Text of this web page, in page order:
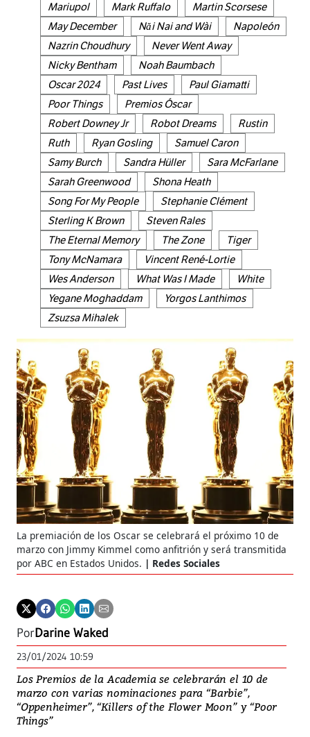
Mariupol
Mark Ruffalo
Martin Scorsese
May December
Nǎi Nai and Wài
Napoleón
Nazrin Choudhury
Never Went Away
Nicky Bentham
Noah Baumbach
Oscar 2024
Past Lives
Paul Giamatti
Poor Things
Premios Óscar
Robert Downey Jr
Robot Dreams
Rustin
Ruth
Ryan Gosling
Samuel Caron
Samy Burch
Sandra Hüller
Sara McFarlane
Sarah Greenwood
Shona Heath
Song For My People
Stephanie Clément
Sterling K Brown
Steven Rales
The Eternal Memory
The Zone
Tiger
Tony McNamara
Vincent René-Lortie
Wes Anderson
What Was I Made
White
Yegane Moghaddam
Yorgos Lanthimos
Zsuzsa Mihalek
La premiación de los Oscar se celebrará el próximo 10 de
marzo con Jimmy Kimmel como anfitrión y será transmitida
por ABC en Estados Unidos.
Redes Sociales
PorDarine Waked
23/01/2024 10:59
Los Premios de la Academia se celebrarán el 10 de
marzo con varias nominaciones para “Barbie”,
“Oppenheimer”, “Killers of the Flower Moon” y “Poor
Things”